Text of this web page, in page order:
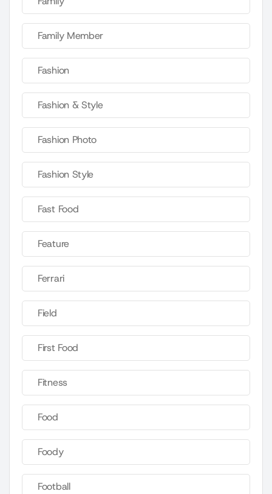
Family Member
Fashion
Fashion & Style
Fashion Photo
Fashion Style
Fast Food
Feature
Ferrari
Field
First Food
Fitness
Food
Foody
Football